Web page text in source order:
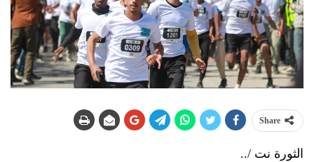
Share
الثورة نت /..